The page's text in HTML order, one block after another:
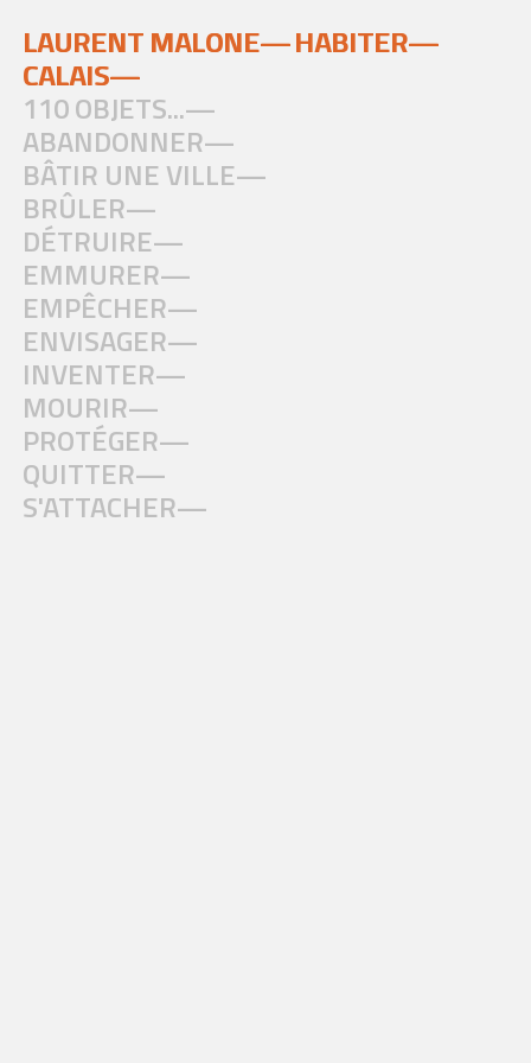
LAURENT MALONE—HABITER—
CALAIS—
110 OBJETS...—
ABANDONNER—
BÂTIR UNE VILLE—
BRÛLER—
DÉTRUIRE—
EMMURER—
EMPÊCHER—
ENVISAGER—
INVENTER—
MOURIR—
PROTÉGER—
QUITTER—
S'ATTACHER—